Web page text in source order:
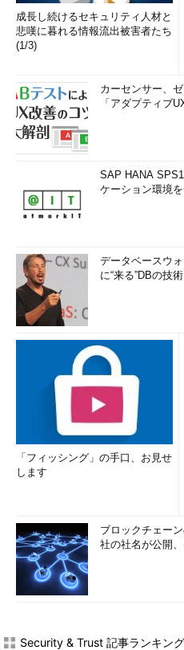
成長し続けるセキュリティ人材と
悲嘆に暮れる情報流出被害者たち
(1/3)
カーセンサー、
「アダプティブ
SAP HANA
ケーション環境
データベースウ
に“来る”DBの技
「フィッシング」の手口、お見せ
します
ブロックチェー
社の社名が公開
Security & Trust 記事ランキング